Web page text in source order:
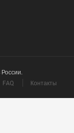
FAQ Контакты